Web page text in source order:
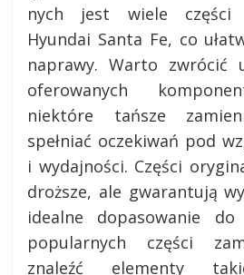
nych jest wiele części
Hyundai Santa Fe, co
naprawy. Warto zwrócić
oferowanych
niektóre tańsze
spełniać oczekiwań pod
i wydajności. Części
droższe, ale gwarantują
idealne dopasowanie
popularnych części
znaleźć elementy